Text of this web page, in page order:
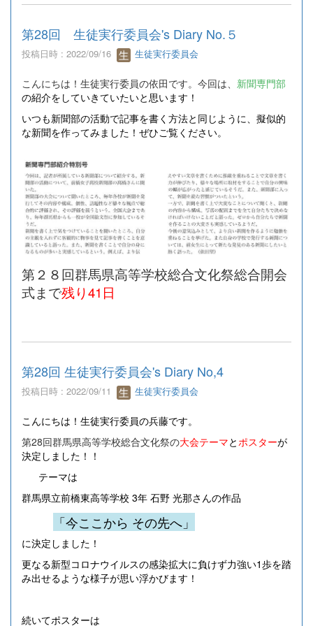
第28回 生徒実行委員会's Diary No.５
投稿日時 : 2022/09/16 生徒実行委員会
こんにちは！生徒実行委員の依田です。今回は、 新聞専門部
の紹介をしていきていたいと思います！
いつも新聞部の活動で記事を書く方法と同じように、擬似的
な新聞を作ってみました！ぜひご覧ください。
第２８回群馬県高等学校総合文化祭総合開会
式まで残り41日
第28回 生徒実行委員会's Diary No,4
投稿日時 : 2022/09/11 生徒実行委員会
こんにちは！生徒実行委員の兵藤です。
第28回群馬県高等学校総合文化祭の大会テーマと ポスターが
決定しました！！
テーマは
群馬県立前橋東高等学校 3年 石野 光那さんの作品
「今ここから その先へ」
に決定しました！
更なる新型コロナウイルスの感染拡大に負けず力強い1歩を踏
み出せるような様子が思い浮かびます！
続いてポスターは